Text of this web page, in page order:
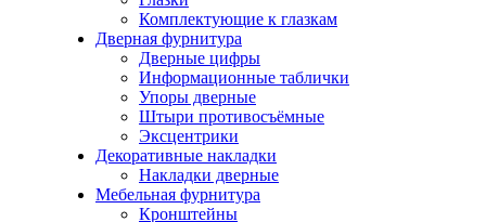
Комплектующие к глазкам
Дверная фурнитура
Дверные цифры
Информационные таблички
Упоры дверные
Штыри противосъёмные
Эксцентрики
Декоративные накладки
Накладки дверные
Мебельная фурнитура
Кронштейны